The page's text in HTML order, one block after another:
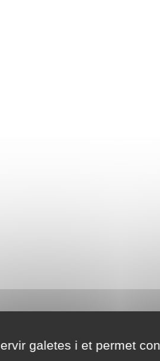
galetes i et permet